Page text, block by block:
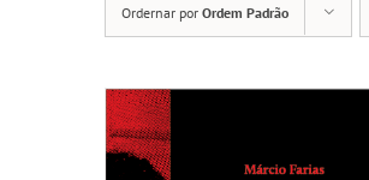
Ordernar por Ordem Padrão